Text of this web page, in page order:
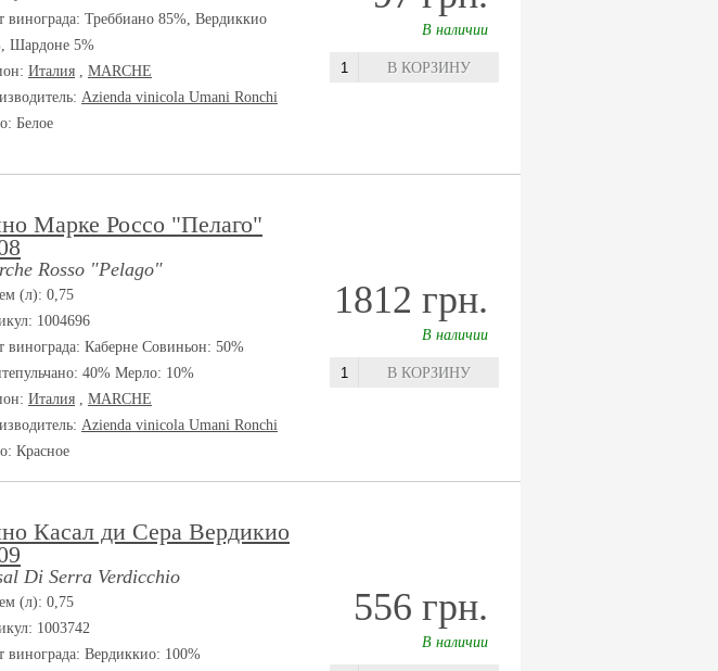
винограда: Треббиано 85%, Вердиккио
Шардоне 5%
Италия , MARCHE
Azienda vinicola Umani Ronchi
Белое
В наличии
В КОРЗИНУ
Марке Россо "Пелаго"
Rosso "Pelago"
(л): 0,75
1004696
винограда: Каберне Совиньон: 50%
40% Мерло: 10%
Италия , MARCHE
Azienda vinicola Umani Ronchi
Красное
1812 грн.
В наличии
В КОРЗИНУ
Касал ди Сера Вердикио
Di Serra Verdicchio
(л): 0,75
1003742
винограда: Вердиккио: 100%
556 грн.
В наличии